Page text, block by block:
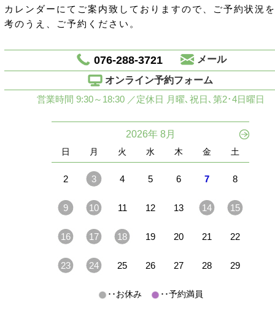
カレンダーにてご案内致しておりますので、ご予約状況
考のうえ、ご予約ください。
076-288-3721
メール
オンライン予約フォーム
営業時間 9:30～18:30 ／定休日 月曜､祝日､第2･4日曜日
2026年 8月
日 月 火 水 木 金 土
2 3 4 5 6 7 8
9 10 11 12 13 14 15
16 17 18 19 20 21 22
23 24 25 26 27 28 29
･･お休み ･･予約満員